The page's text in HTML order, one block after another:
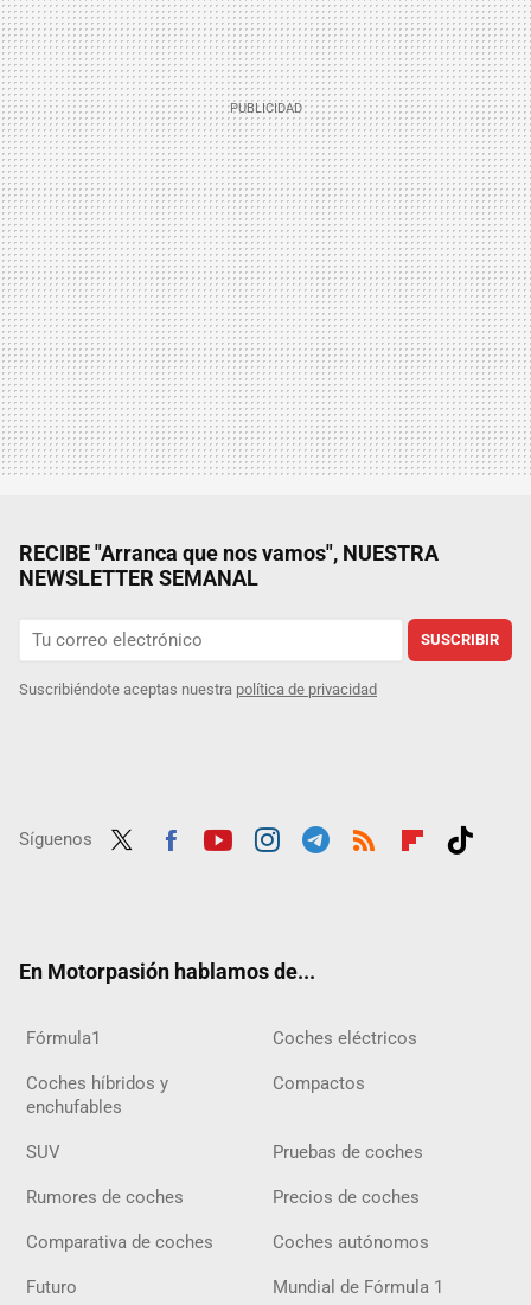
RECIBE "Arranca que nos vamos", NUESTRA
NEWSLETTER SEMANAL
SUSCRIBIR
Suscribiéndote aceptas nuestra política de privacidad
Síguenos
En Motorpasión hablamos de...
Fórmula1 Coches eléctricos
Coches híbridos y
enchufables
Compactos
SUV Pruebas de coches
Rumores de coches Precios de coches
Comparativa de coches Coches autónomos
Futuro Mundial de Fórmula 1